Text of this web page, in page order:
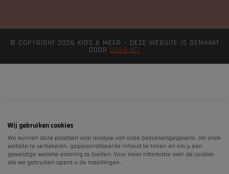
© COPYRIGHT 2026 KIDS & MEER – DEZE WEBSITE IS GEMAAKT
DOOR 0599 ICT
Wij gebruiken cookies
We kunnen deze plaatsen voor analyse van onze bezoekersgegevens, om onze
website te verbeteren, gepersonaliseerde inhoud te tonen en om u een
geweldige website-ervaring te bieden. Voor meer informatie over de cookies
die we gebruiken opent u de instellingen.